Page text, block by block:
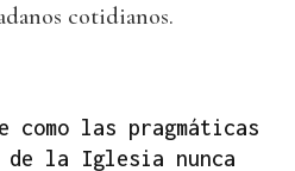
cotidianos.
como las pragmáticas
de la Iglesia nunca